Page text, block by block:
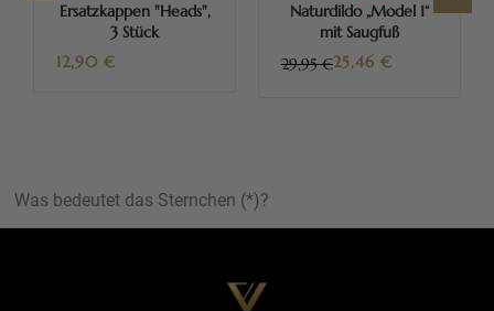
Ersatzkappen "Heads",
3 Stück
12,90 €
Naturdildo „Model 1“
mit Saugfuß
29,95 €25,46 €
Was bedeutet das Sternchen (*)?